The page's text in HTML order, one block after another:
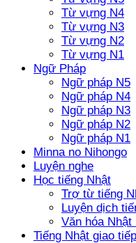
Từ vựng N4
Từ vựng N3
Từ vựng N2
Từ vựng N1
Ngữ Pháp
Ngữ pháp N5
Ngữ pháp N4
Ngữ pháp N3
Ngữ pháp N2
Ngữ pháp N1
Minna no Nihongo
Luyện nghe
Học tiếng Nhật
Trợ từ tiếng
Luyện dịch
Văn hóa Nhật
Tiếng Nhật giao tiếp